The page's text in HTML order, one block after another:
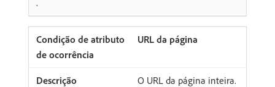
.
URL da página
O URL da página inteira.